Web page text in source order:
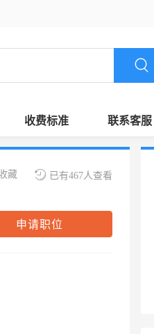
收费标准 联系客服
已有467人查看
藏
申请职位